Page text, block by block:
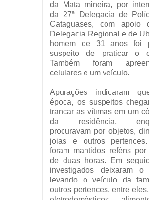
da Mata mineira, por
da 27ª Delegacia de
Cataguases, com apoio
Delegacia Regional e de
homem de 31 anos foi
suspeito de praticar o
Também foram
celulares e um veículo.
Apurações indicaram
época, os suspeitos
trancar as vítimas em um
da residência,
procuravam por objetos,
joias e outros
foram mantidos reféns por
de duas horas. Em
investigados deixaram o
levando o veículo da
outros pertences, entre